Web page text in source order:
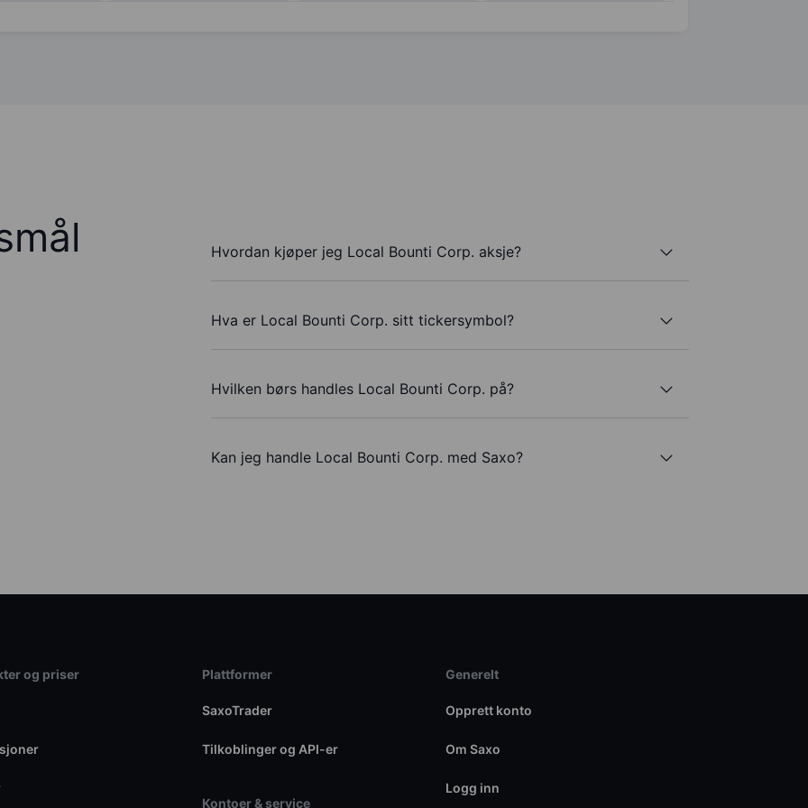
Hvordan kjøper jeg Local Bounti Corp. aksje?
Hva er Local Bounti Corp. sitt tickersymbol?
Hvilken børs handles Local Bounti Corp. på?
Kan jeg handle Local Bounti Corp. med Saxo?
og priser Plattformer
SaxoTrader
Tilkoblinger og API-er
Kontoer & service
Generelt
Opprett konto
Om Saxo
Logg inn